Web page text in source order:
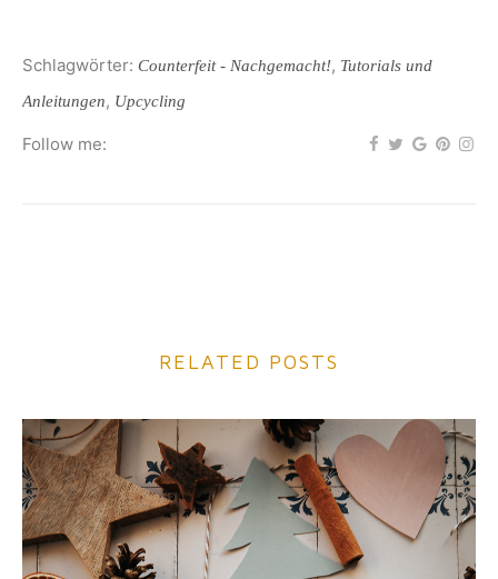
Schlagwörter: Counterfeit - Nachgemacht!, Tutorials und
Anleitungen, Upcycling
Follow me:
RELATED POSTS